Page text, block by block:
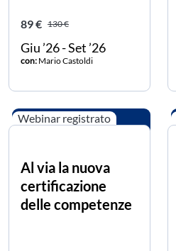
Prezzo scontato
89 € Prezzo intero
130 €
Giu ’26 - Set ’26
con: Mario Castoldi
Webinar registrato
Al via la nuova
certificazione
delle competenze